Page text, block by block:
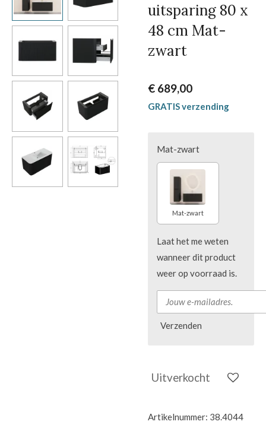
uitsparing 80 x
48 cm Mat-
zwart
€ 689,00
GRATIS verzending
Mat-zwart
Mat-zwart
Laat het me weten
wanneer dit product
weer op voorraad is.
Verzenden
Uitverkocht
Artikelnummer: 38.4044